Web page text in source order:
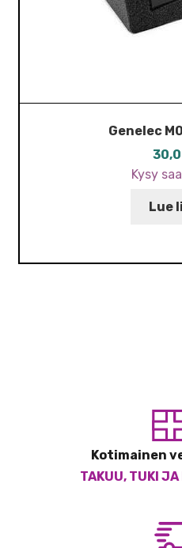
Genelec
Kysy
Lue
Kotimainen
TAKUU, TUKI